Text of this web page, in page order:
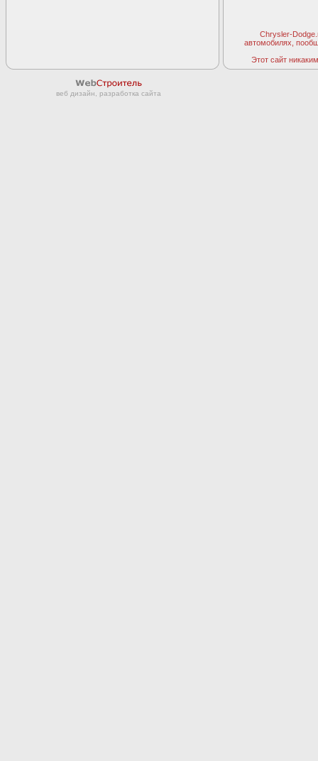
Chrysler-
автомобилях,
Этот сайт
веб дизайн, разработка сайта